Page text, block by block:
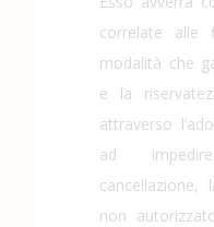
correlate alle
modalità che
e la
attraverso
ad
cancellazione,
non